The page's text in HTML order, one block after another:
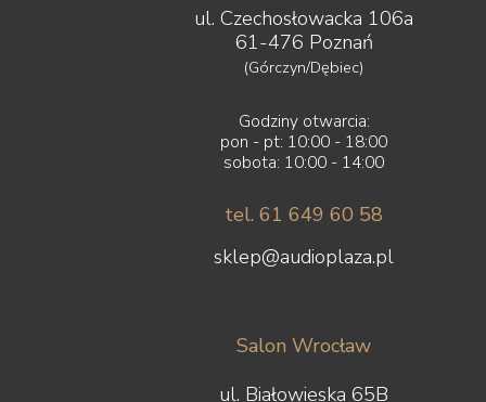
ul. Czechosłowacka 106a
61-476 Poznań
(Górczyn/Dębiec)
Godziny otwarcia:
pon - pt: 10:00 - 18:00
sobota: 10:00 - 14:00
tel. 61 649 60 58
sklep@audioplaza.pl
Salon Wrocław
ul. Białowieska 65B